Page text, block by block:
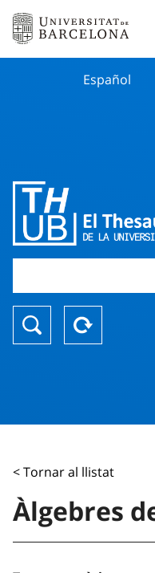
Español
< Tornar al llistat
Àlgebres